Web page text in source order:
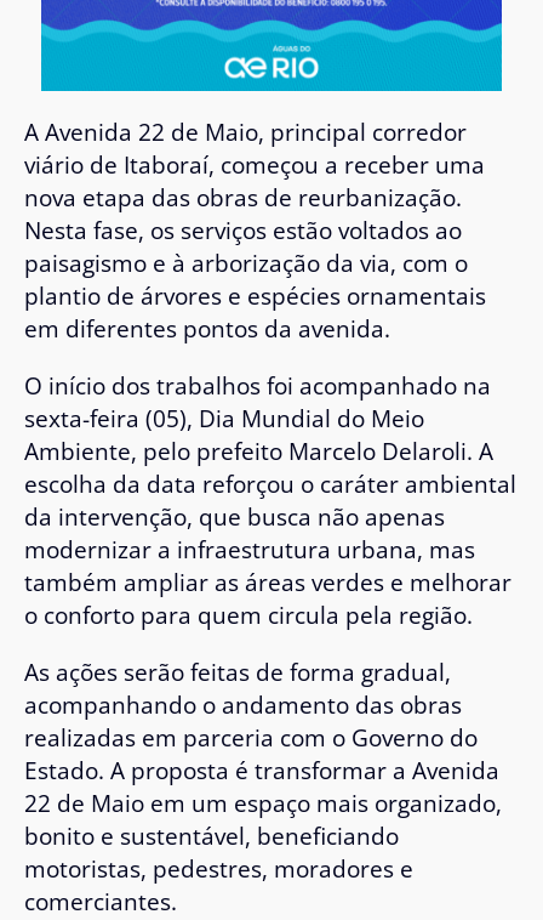
A Avenida 22 de Maio, principal corredor
viário de Itaboraí, começou a receber uma
nova etapa das obras de reurbanização.
Nesta fase, os serviços estão voltados ao
paisagismo e à arborização da via, com o
plantio de árvores e espécies ornamentais
em diferentes pontos da avenida.
O início dos trabalhos foi acompanhado na
sexta-feira (05), Dia Mundial do Meio
Ambiente, pelo prefeito Marcelo Delaroli. A
escolha da data reforçou o caráter ambiental
da intervenção, que busca não apenas
modernizar a infraestrutura urbana, mas
também ampliar as áreas verdes e melhorar
o conforto para quem circula pela região.
As ações serão feitas de forma gradual,
acompanhando o andamento das obras
realizadas em parceria com o Governo do
Estado. A proposta é transformar a Avenida
22 de Maio em um espaço mais organizado,
bonito e sustentável, beneficiando
motoristas, pedestres, moradores e
comerciantes.